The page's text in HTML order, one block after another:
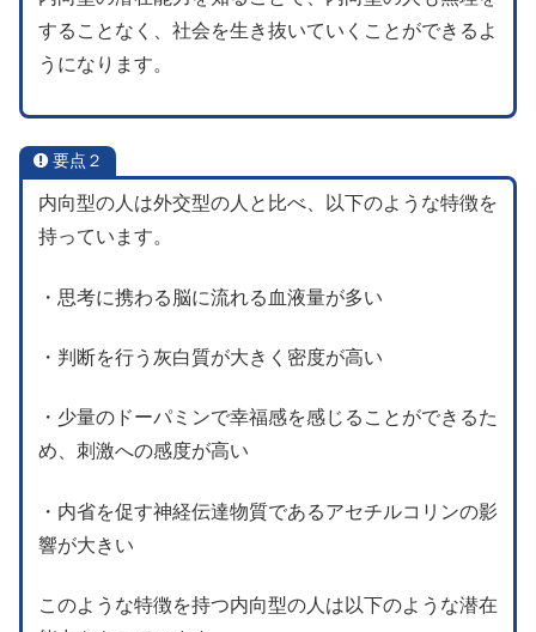
することなく、社会を生き抜いていくことができるよ
うになります。
要点２
内向型の人は外交型の人と比べ、以下のような特徴を
持っています。
・思考に携わる脳に流れる血液量が多い
・判断を行う灰白質が大きく密度が高い
・少量のドーパミンで幸福感を感じることができるた
め、刺激への感度が高い
・内省を促す神経伝達物質であるアセチルコリンの影
響が大きい
このような特徴を持つ内向型の人は以下のような潜在